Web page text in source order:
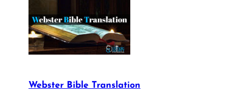
Webster Bible Translation